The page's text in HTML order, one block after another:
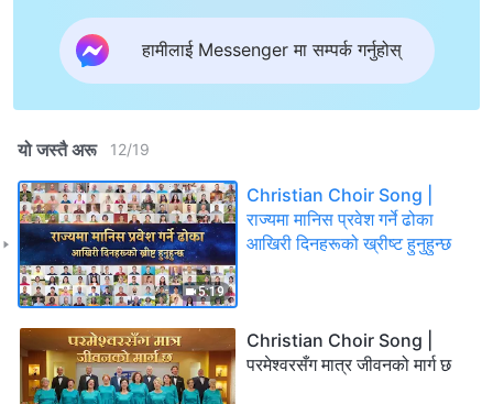
हामीलाई Messenger मा सम्पर्क गर्नुहोस्
यो जस्तै अरू 12/19
5:19
Christian Choir Song |
राज्यमा मानिस प्रवेश गर्ने ढोका
आखिरी दिनहरूको ख्रीष्ट हुनुहुन्छ
Christian Choir Song |
परमेश्‍वरसँग मात्र जीवनको मार्ग छ